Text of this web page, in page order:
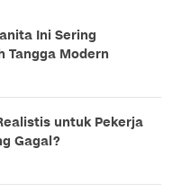
Ini Sering
Tangga Modern
untuk Pekerja
Gagal?